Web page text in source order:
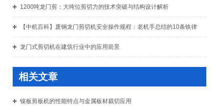
1200吨龙门剪：大吨位剪切力的技术突破与结构设计解析
【中机百科】废钢龙门剪切机安全操作规程：老机手总结的10条铁律
龙门式剪切机在建筑行业中的应用前景
相关文章
镍板剪板机的性能特点与金属板材裁切应用